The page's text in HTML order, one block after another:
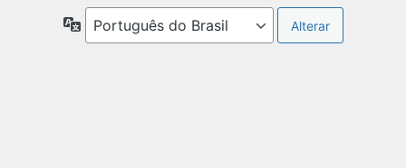
Idioma